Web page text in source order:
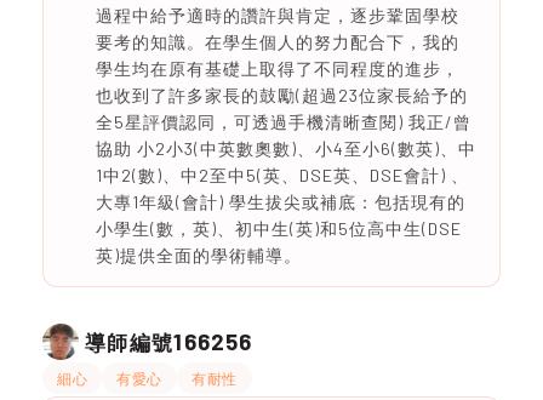
過程中給予適時的讚許與肯定，逐步鞏固學校
要考的知識。在學生個人的努力配合下，我的
學生均在原有基礎上取得了不同程度的進步，
也收到了許多家長的鼓勵(超過23位家長給予的
全5星評價認同，可透過手機清晰查閱) 我正/曾
協助 小2小3(中英數奧數)、小4至小6(數英)、中
1中2(數)、中2至中5(英、DSE英、DSE會計) 、
大專1年級(會計) 學生拔尖或補底：包括現有的
小學生(數，英)、初中生(英)和5位高中生(DSE
英)提供全面的學術輔導。
導師編號166256
細心 有愛心 有耐性